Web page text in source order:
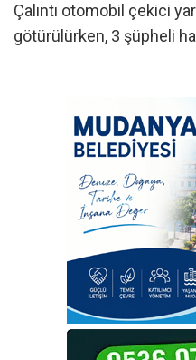
Çalıntı otomobil çekici
götürülürken, 3 şüpheli